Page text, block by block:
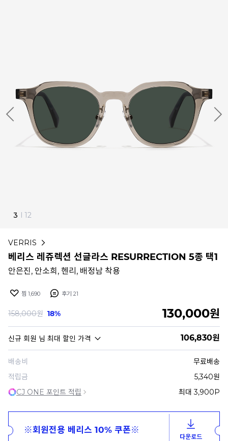
4 I 12
VERRIS
베리스 레쥬렉션 선글라스 RESURRECTION 5종 택1
안은진, 안소희, 헨리, 배정남 착용
찜 1,690 후기 21
158,000원 18% 130,000원
신규 회원 님 최대 할인 가격 106,830원
배송비
무료배송
적립금
5,340원
CJ ONE 포인트 적립
최대 3,900P
※회원전용 베리스 10% 쿠폰※
다운로드